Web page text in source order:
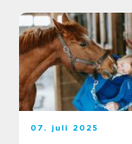
07. juli 2025